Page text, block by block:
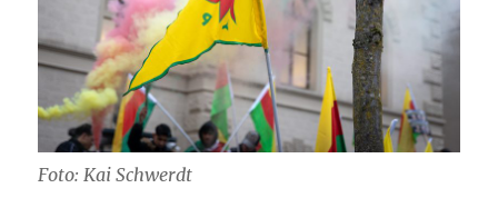
Foto: Kai Schwerdt